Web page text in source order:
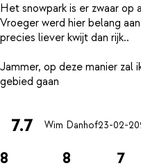
Het snowpark is er zwaar op
Vroeger werd hier belang
precies liever kwijt dan rijk..
Jammer, op deze manier zal
7.7 Wim Danhof23-02-
8 8 7